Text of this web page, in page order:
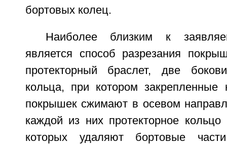
бортовых колец.
Наиболее близким к
является способ разрезания
протекторный браслет, две
кольца, при котором закрепленные
покрышек сжимают в осевом
каждой из них протекторное
которых удаляют бортовые